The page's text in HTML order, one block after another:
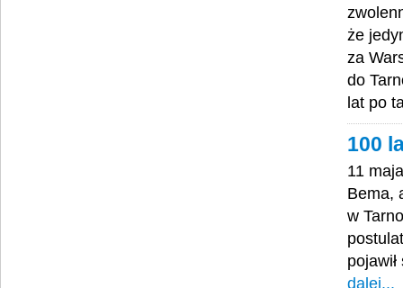
że
za
do
lat po
100
11
Bema,
w
dalej...